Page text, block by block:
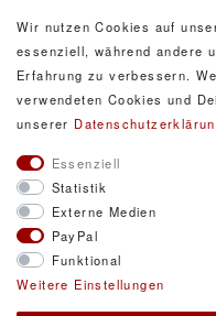
Hiermit bestätige ich,
gelesen habe. Meine
widerrufen.**
© Copyright 2026
und Style durch
Wir nutzen Cookies auf
essenziell, während andere
Erfahrung zu verbessern.
verwendeten Cookies und
unserer
Essenziell
Statistik
Externe Medien
PayPal
Funktional
Weitere Einstellungen